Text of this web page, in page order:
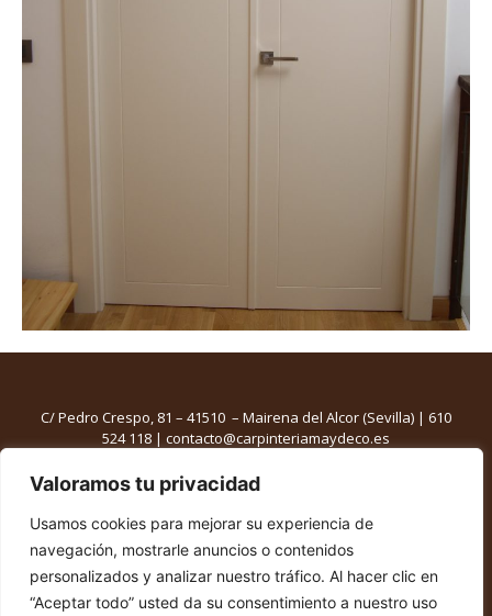
Valoramos tu privacidad
Usamos cookies para mejorar su experiencia de
navegación, mostrarle anuncios o contenidos
personalizados y analizar nuestro tráfico. Al hacer clic en
“Aceptar todo” usted da su consentimiento a nuestro uso
C/ Pedro Crespo, 81 – 41510 – Mairena del Alcor (Sevilla) | 610
524 118 | contacto@carpinteriamaydeco.es
Aviso Legal–Política de Cookies